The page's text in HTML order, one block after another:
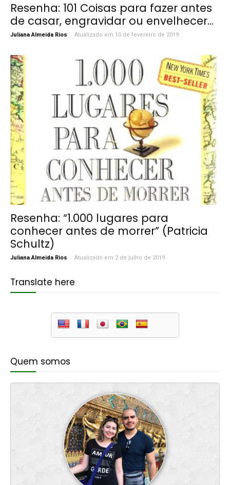
Resenha: 101 Coisas para fazer antes
de casar, engravidar ou envelhecer...
Juliana Almeida Rios - Atualizado em 10 de fevereiro de 2019
Resenha: “1.000 lugares para
conhecer antes de morrer” (Patricia
Schultz)
Juliana Almeida Rios - Atualizado em 2 de julho de 2019
Translate here
Quem somos